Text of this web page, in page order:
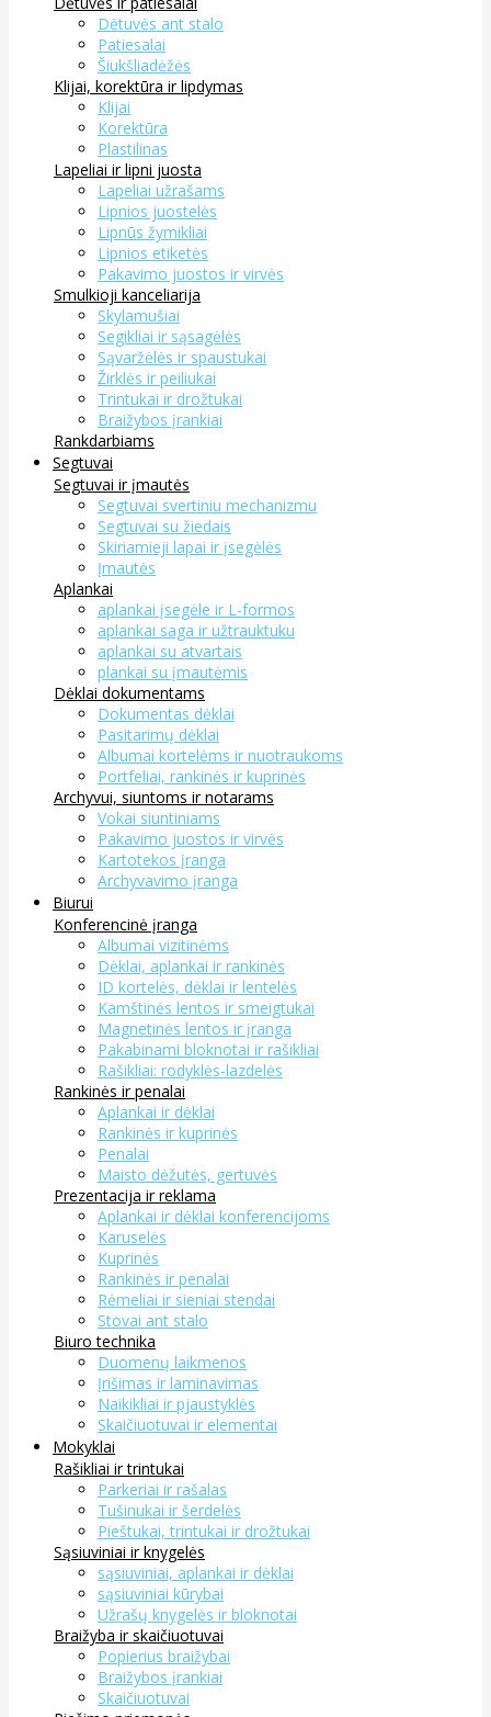
Dėtuvės ant stalo
Patiesalai
Šiukšliadėžės
Klijai, korektūra ir lipdymas
Klijai
Korektūra
Plastilinas
Lapeliai ir lipni juosta
Lapeliai užrašams
Lipnios juostelės
Lipnūs žymikliai
Lipnios etiketės
Pakavimo juostos ir virvės
Smulkioji kanceliarija
Skylamušiai
Segikliai ir sąsagėlės
Sąvaržėlės ir spaustukai
Žirklės ir peiliukai
Trintukai ir drožtukai
Braižybos įrankiai
Rankdarbiams
Segtuvai
Segtuvai ir įmautės
Segtuvai svertiniu mechanizmu
Segtuvai su žiedais
Skiriamieji lapai ir įsegėlės
Įmautės
Aplankai
aplankai įsegėle ir L-formos
aplankai saga ir užtrauktuku
aplankai su atvartais
plankai su įmautėmis
Dėklai dokumentams
Dokumentas dėklai
Pasitarimų dėklai
Albumai kortelėms ir nuotraukoms
Portfeliai, rankinės ir kuprinės
Archyvui, siuntoms ir notarams
Vokai siuntiniams
Pakavimo juostos ir virvės
Kartotekos įranga
Archyvavimo įranga
Biurui
Konferencinė įranga
Albumai vizitinėms
Dėklai, aplankai ir rankinės
ID kortelės, dėklai ir lentelės
Kamštinės lentos ir smeigtukai
Magnetinės lentos ir įranga
Pakabinami bloknotai ir rašikliai
Rašikliai: rodyklės-lazdelės
Rankinės ir penalai
Aplankai ir dėklai
Rankinės ir kuprinės
Penalai
Maisto dėžutės, gertuvės
Prezentacija ir reklama
Aplankai ir dėklai konferencijoms
Karuselės
Kuprinės
Rankinės ir penalai
Rėmeliai ir sieniai stendai
Stovai ant stalo
Biuro technika
Duomenų laikmenos
Įrišimas ir laminavimas
Naikikliai ir pjaustyklės
Skaičiuotuvai ir elementai
Mokyklai
Rašikliai ir trintukai
Parkeriai ir rašalas
Tušinukai ir šerdelės
Pieštukai, trintukai ir drožtukai
Sąsiuviniai ir knygelės
sąsiuviniai, aplankai ir dėklai
sąsiuviniai kūrybai
Užrašų knygelės ir bloknotai
Braižyba ir skaičiuotuvai
Popierius braižybai
Braižybos įrankiai
Skaičiuotuvai